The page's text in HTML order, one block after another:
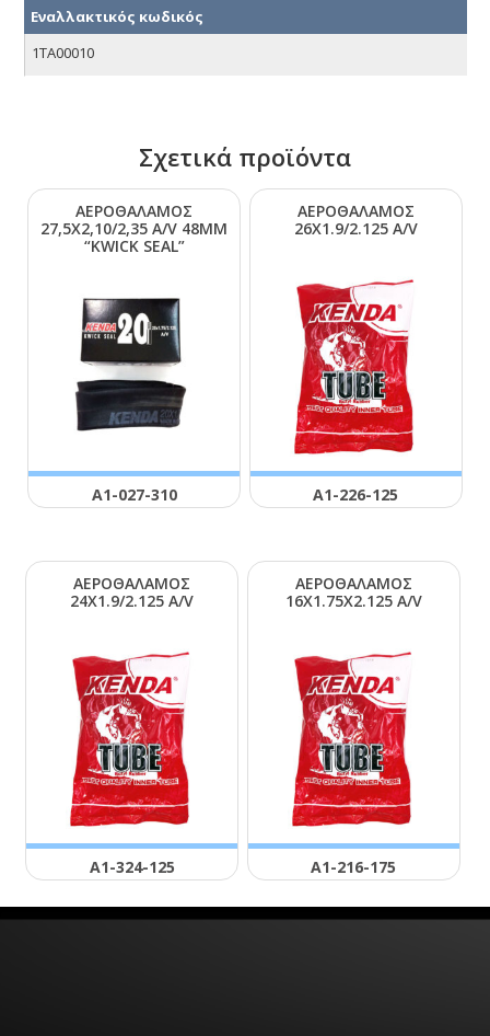
Εναλλακτικός κωδικός
1TA00010
Σχετικά προϊόντα
ΑΕΡΟΘΑΛΑΜΟΣ
27,5Χ2,10/2,35 Α/V 48ΜΜ
“ΚWΙCΚ SΕΑL”
Α1-027-310
ΑΕΡΟΘΑΛΑΜΟΣ
26Χ1.9/2.125 Α/V
Α1-226-125
ΑΕΡΟΘΑΛΑΜΟΣ
24Χ1.9/2.125 Α/V
Α1-324-125
ΑΕΡΟΘΑΛΑΜΟΣ
16Χ1.75Χ2.125 Α/V
Α1-216-175